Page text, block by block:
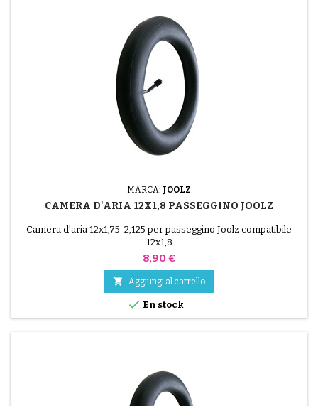
MARCA: JOOLZ
CAMERA D'ARIA 12X1,8 PASSEGGINO JOOLZ
Camera d'aria 12x1,75-2,125 per passeggino Joolz compatibile
12x1,8
Prezzo
8,90 €
 Aggiungi al carrello
 En stock